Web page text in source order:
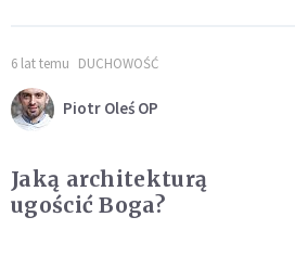
6 lat temu DUCHOWOŚĆ
Piotr Oleś OP
Jaką architekturą
ugościć Boga?